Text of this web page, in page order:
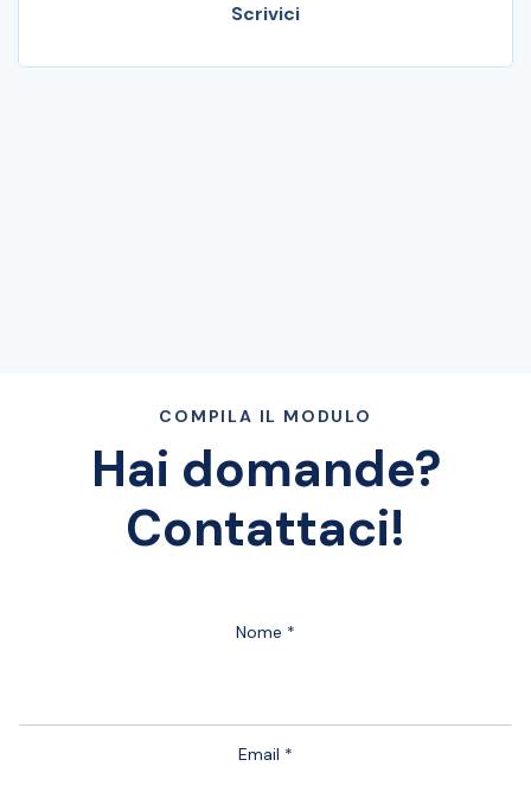
Scrivici
COMPILA IL MODULO
Hai domande?
Contattaci!
Nome *
Email *